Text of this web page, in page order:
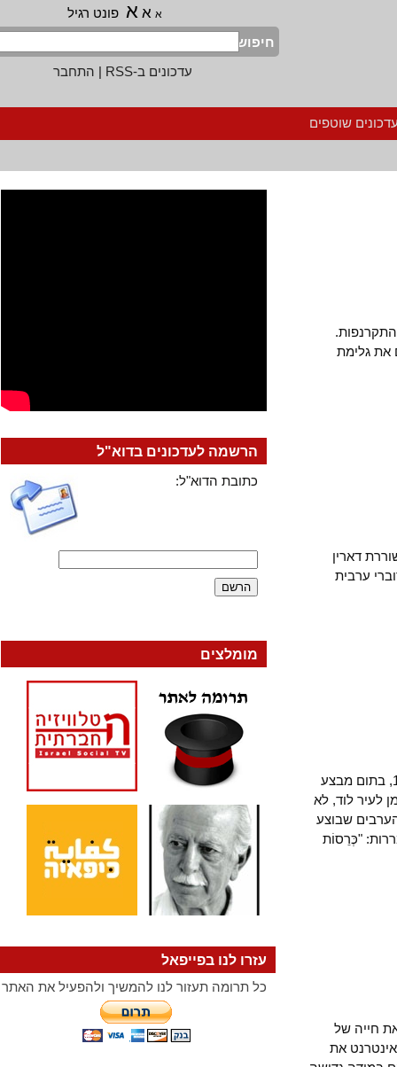
א א פונט רגיל
חיפוש
עדכונים ב-RSS
|התחבר
שוטפים
גלימת
דארין
ערבית
המשורר יעקב אורלנד ב-13 ליולי 1948, בתום מבצע
לוד, לא
שבוצע
"כְּרֵסוֹת
של
את
הרשמה לעדכונים בדוא"ל
כתובת הדוא"ל:
מומלצים
עזרו לנו בפייפאל
כל תרומה תעזור לנו להמשיך ולהפעיל את האתר